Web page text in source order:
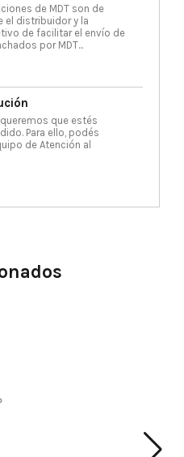
de MDT son de
el distribuidor y la
de facilitar el envío de
por MDT...
queremos que estés
Para ello, podés
de Atención al